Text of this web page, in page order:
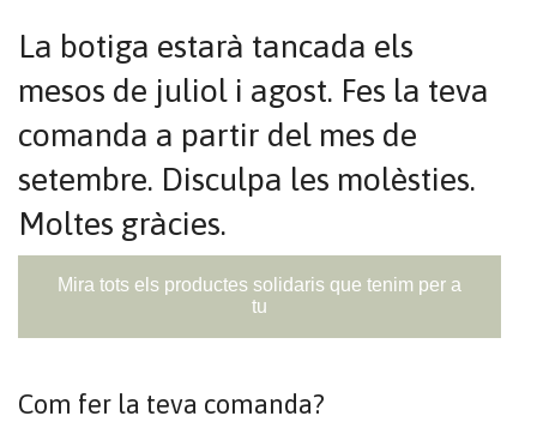
La botiga estarà tancada els
mesos de juliol i agost. Fes la teva
comanda a partir del mes de
setembre. Disculpa les molèsties.
Moltes gràcies.
Mira tots els productes solidaris que tenim per a
tu
Com fer la teva comanda?